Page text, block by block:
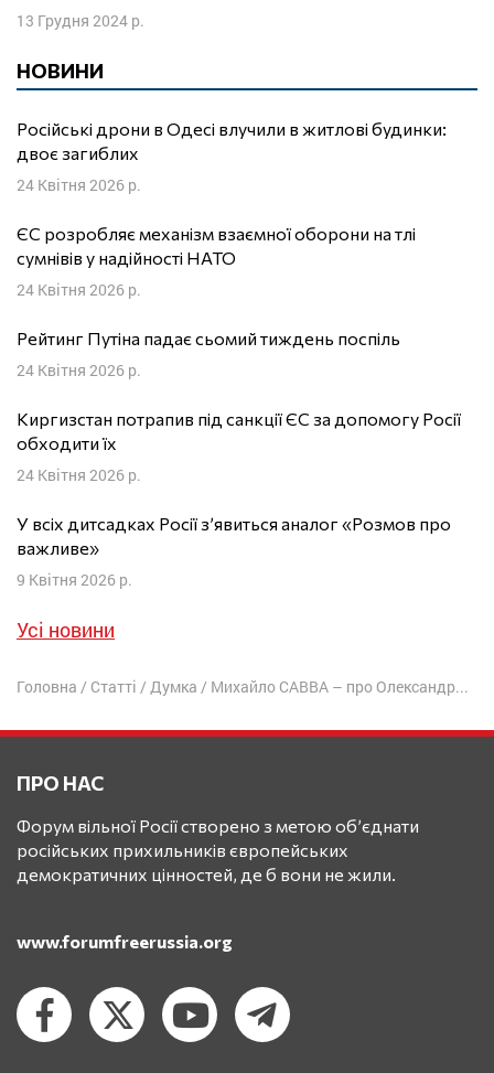
13 Грудня 2024 р.
НОВИНИ
Російські дрони в Одесі влучили в житлові будинки:
двоє загиблих
24 Квітня 2026 р.
ЄС розробляє механізм взаємної оборони на тлі
сумнівів у надійності НАТО
24 Квітня 2026 р.
Рейтинг Путіна падає сьомий тиждень поспіль
24 Квітня 2026 р.
Киргизстан потрапив під санкції ЄС за допомогу Росії
обходити їх
24 Квітня 2026 р.
У всіх дитсадках Росії з’явиться аналог «Розмов про
важливе»
9 Квітня 2026 р.
Усі новини
Головна / Статті / Думка / Михайло САВВА – про Олександра СКОБОВА
ПРО НАС
Форум вільної Росії створено з метою об’єднати
російських прихильників європейських
демократичних цінностей, де б вони не жили.
www.forumfreerussia.org